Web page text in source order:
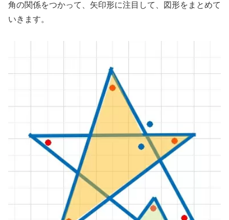
角の関係をつかって、矢印形に注目して、図形をまとめて
いきます。